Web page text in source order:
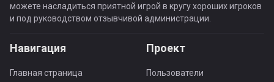
можете насладиться приятной игрой в кругу хороших игроков
и под руководством отзывчивой администрации.
Навигация
Главная страница
Проект
Пользователи